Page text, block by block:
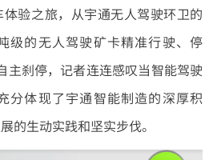
验之旅，从宇通无人驾驶环卫的
级的无人驾驶矿卡精准行驶、停
主刹停，记者连连感叹当智能驾驶
体现了宇通智能制造的深厚积
的生动实践和坚实步伐。